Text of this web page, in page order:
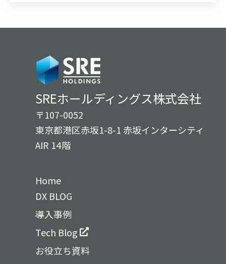
SREホールディングス株式会社
〒107-0052
東京都港区赤坂1-8-1 赤坂インターシティ
AIR 14階
Home
DX BLOG
導入事例
Tech Blog
お役立ち資料